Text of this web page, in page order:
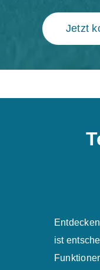
Jetzt
ist